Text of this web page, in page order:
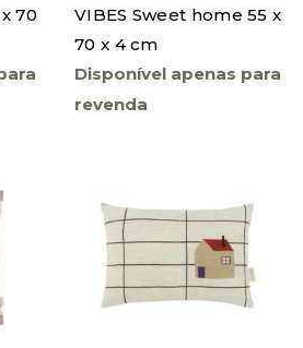
70
VIBES Sweet home 55 x
70 x 4 cm
Disponível apenas para
revenda